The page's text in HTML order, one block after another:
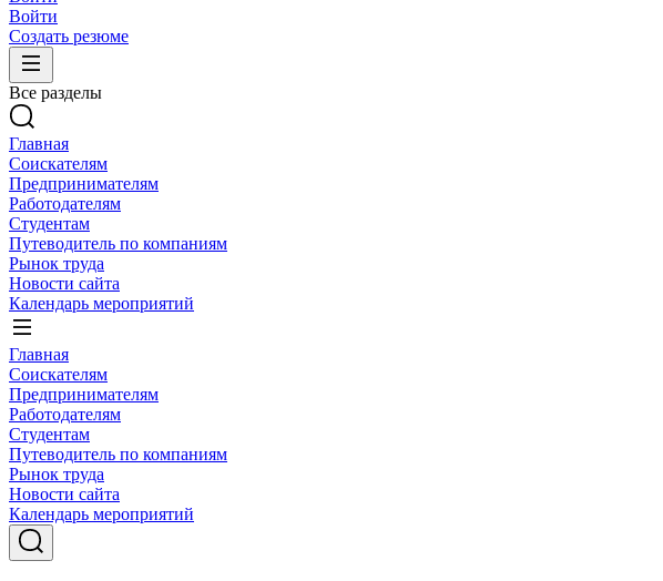
Войти
Создать резюме
Все разделы
Главная
Соискателям
Предпринимателям
Работодателям
Студентам
Путеводитель по компаниям
Рынок труда
Новости сайта
Календарь мероприятий
Главная
Соискателям
Предпринимателям
Работодателям
Студентам
Путеводитель по компаниям
Рынок труда
Новости сайта
Календарь мероприятий